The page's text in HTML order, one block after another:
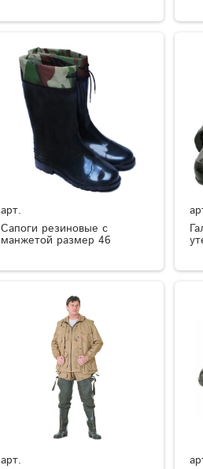
арт.
Сапоги резиновые с
манжетой размер 46
арт.